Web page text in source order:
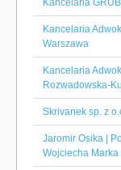
Kancelaria
Kancelaria
Warszawa
Kancelaria
Rozwadowska-
Skrivanek sp. z
Jaromir Osika |
Wojciecha Marka